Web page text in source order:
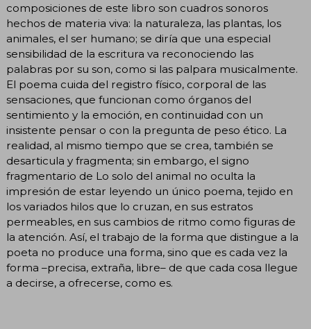
composiciones de este libro son cuadros sonoros
hechos de materia viva: la naturaleza, las plantas, los
animales, el ser humano; se diría que una especial
sensibilidad de la escritura va reconociendo las
palabras por su son, como si las palpara musicalmente.
El poema cuida del registro físico, corporal de las
sensaciones, que funcionan como órganos del
sentimiento y la emoción, en continuidad con un
insistente pensar o con la pregunta de peso ético. La
realidad, al mismo tiempo que se crea, también se
desarticula y fragmenta; sin embargo, el signo
fragmentario de Lo solo del animal no oculta la
impresión de estar leyendo un único poema, tejido en
los variados hilos que lo cruzan, en sus estratos
permeables, en sus cambios de ritmo como figuras de
la atención. Así, el trabajo de la forma que distingue a la
poeta no produce una forma, sino que es cada vez la
forma –precisa, extraña, libre– de que cada cosa llegue
a decirse, a ofrecerse, como es.